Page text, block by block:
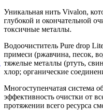
Уникальная нить Vivalon,
глубокой и окончательной
токсичные металлы.
Водоочиститель Pure drop
примеси (ржавчина, песок,
тяжелые металлы (ртуть,
хлор; органические
Многоступенчатая система
эффективность очистки от
протяжении всего ресурса